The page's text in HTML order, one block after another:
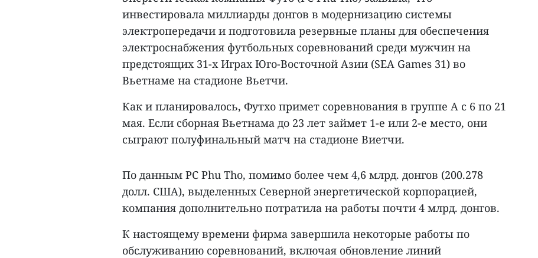
инвестировала миллиарды донгов в модернизацию системы
электропередачи и подготовила резервные планы для обеспечения
электроснабжения футбольных соревнований среди мужчин на
предстоящих 31-х Играх Юго-Восточной Азии (SEA Games 31) во
Вьетнаме на стадионе Вьетчи.
Как и планировалось, Футхо примет соревнования в группе А с 6 по 21
мая. Если сборная Вьетнама до 23 лет займет 1-е или 2-е место, они
сыграют полуфинальный матч на стадионе Виетчи.
По данным PC Phu Tho, помимо более чем 4,6 млрд. донгов (200.278
долл. США), выделенных Северной энергетической корпорацией,
компания дополнительно потратила на работы почти 4 млрд. донгов.
К настоящему времени фирма завершила некоторые работы по
обслуживанию соревнований, включая обновление линий